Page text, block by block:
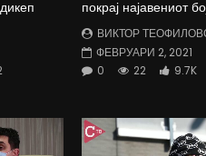
покрај најавениот
ВИКТОР
ФЕВРУАРИ 2, 2021
0
22 9.7K